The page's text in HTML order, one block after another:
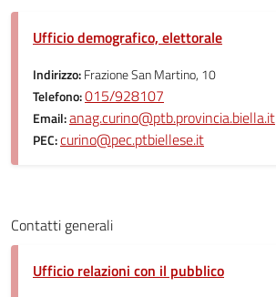
Ufficio demografico, elettorale
Indirizzo:Frazione San Martino, 10
Telefono:015/928107
Email:anag.curino@ptb.provincia.biella.it
PEC:curino@pec.ptbiellese.it
Contatti generali
Ufficio relazioni con il pubblico